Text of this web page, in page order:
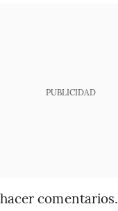
PUBLICIDAD
comentarios.